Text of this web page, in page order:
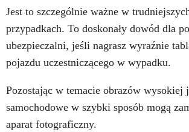
Jest to szczególnie ważne w
przypadkach. To doskonały dowód dla
ubezpieczalni, jeśli nagrasz wyraźnie
pojazdu uczestniczącego w wypadku.
Pozostając w temacie obrazów wysokiej
samochodowe w szybki sposób mogą
aparat fotograficzny.